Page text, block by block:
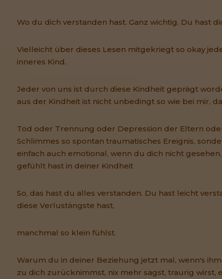
Wo du dich verstanden hast. Ganz wichtig. Du hast
Vielleicht über dieses Lesen mitgekriegt so okay
inneres Kind.
Jeder von uns ist durch diese Kindheit geprägt
aus der Kindheit ist nicht unbedingt so wie bei mir,
Tod oder Trennung oder Depression der Eltern
Schlimmes so spontan traumatisches Ereignis,
einfach auch emotional, wenn du dich nicht
gefühlt hast in deiner Kindheit
So, das hast du alles verstanden. Du hast leicht
diese Verlustängste hast,
manchmal so klein fühlst.
Warum du in deiner Beziehung jetzt mal, wenn's
zu dich zurücknimmst, nix mehr sagst, traurig wirst,